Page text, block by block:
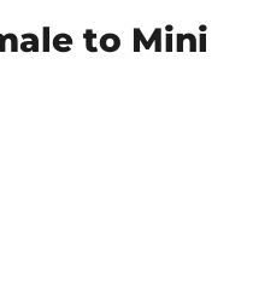
to Mini